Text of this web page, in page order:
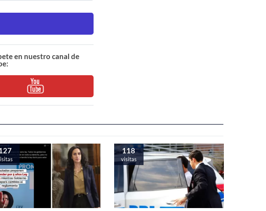
en nuestro canal de
118
visitas